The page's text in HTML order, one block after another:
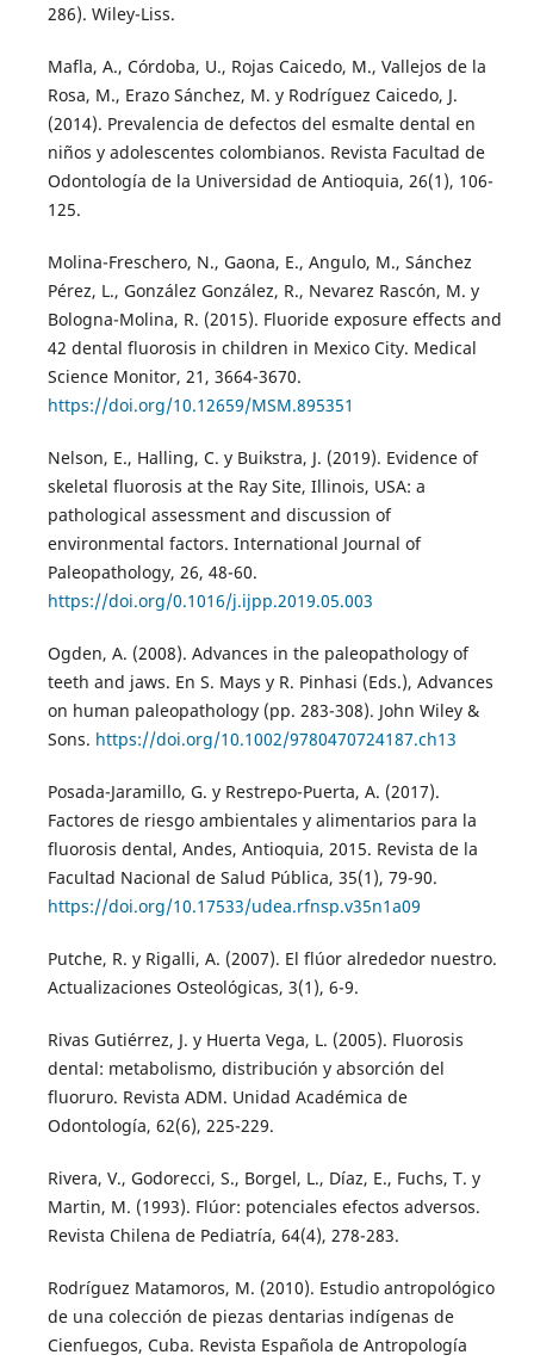
286). Wiley-Liss.
Mafla, A., Córdoba, U., Rojas Caicedo, M., Vallejos de la
Rosa, M., Erazo Sánchez, M. y Rodríguez Caicedo, J.
(2014). Prevalencia de defectos del esmalte dental en
niños y adolescentes colombianos. Revista Facultad de
Odontología de la Universidad de Antioquia, 26(1), 106-
125.
Molina-Freschero, N., Gaona, E., Angulo, M., Sánchez
Pérez, L., González González, R., Nevarez Rascón, M. y
Bologna-Molina, R. (2015). Fluoride exposure effects and
42 dental fluorosis in children in Mexico City. Medical
Science Monitor, 21, 3664-3670.
https://doi.org/10.12659/MSM.895351
Nelson, E., Halling, C. y Buikstra, J. (2019). Evidence of
skeletal fluorosis at the Ray Site, Illinois, USA: a
pathological assessment and discussion of
environmental factors. International Journal of
Paleopathology, 26, 48-60.
https://doi.org/0.1016/j.ijpp.2019.05.003
Ogden, A. (2008). Advances in the paleopathology of
teeth and jaws. En S. Mays y R. Pinhasi (Eds.), Advances
on human paleopathology (pp. 283-308). John Wiley &
Sons. https://doi.org/10.1002/9780470724187.ch13
Posada-Jaramillo, G. y Restrepo-Puerta, A. (2017).
Factores de riesgo ambientales y alimentarios para la
fluorosis dental, Andes, Antioquia, 2015. Revista de la
Facultad Nacional de Salud Pública, 35(1), 79-90.
https://doi.org/10.17533/udea.rfnsp.v35n1a09
Putche, R. y Rigalli, A. (2007). El flúor alrededor nuestro.
Actualizaciones Osteológicas, 3(1), 6-9.
Rivas Gutiérrez, J. y Huerta Vega, L. (2005). Fluorosis
dental: metabolismo, distribución y absorción del
fluoruro. Revista ADM. Unidad Académica de
Odontología, 62(6), 225-229.
Rivera, V., Godorecci, S., Borgel, L., Díaz, E., Fuchs, T. y
Martin, M. (1993). Flúor: potenciales efectos adversos.
Revista Chilena de Pediatría, 64(4), 278-283.
Rodríguez Matamoros, M. (2010). Estudio antropológico
de una colección de piezas dentarias indígenas de
Cienfuegos, Cuba. Revista Española de Antropología